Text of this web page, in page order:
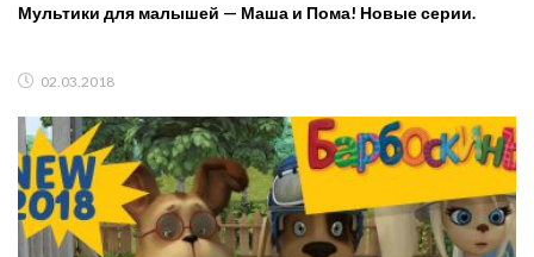
Мультики для малышей — Маша и Пома! Новые серии.
02.03.2018